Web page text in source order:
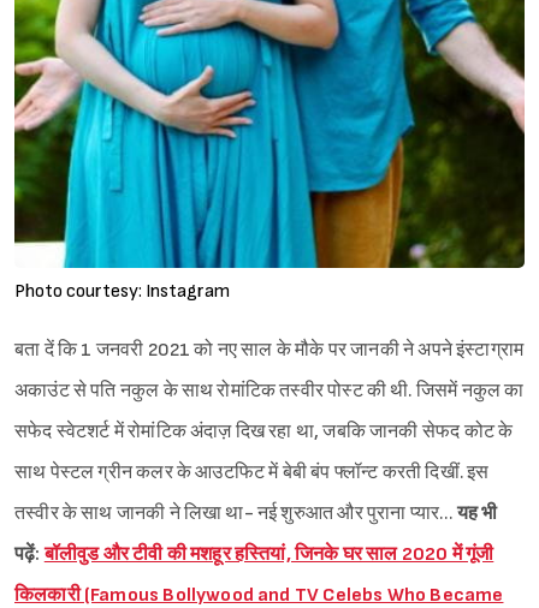
Photo courtesy: Instagram
बता दें कि 1 जनवरी 2021 को नए साल के मौके पर जानकी ने अपने इंस्टाग्राम
अकाउंट से पति नकुल के साथ रोमांटिक तस्वीर पोस्ट की थी. जिसमें नकुल का
सफेद स्वेटशर्ट में रोमांटिक अंदाज़ दिख रहा था, जबकि जानकी सेफद कोट के
साथ पेस्टल ग्रीन कलर के आउटफिट में बेबी बंप फ्लॉन्ट करती दिखीं. इस
तस्वीर के साथ जानकी ने लिखा था- नई शुरुआत और पुराना प्यार…यह भी
पढ़ें:बॉलीवुड और टीवी की मशहूर हस्तियां, जिनके घर साल 2020 में गूंजी
किलकारी (Famous Bollywood and TV Celebs Who Became